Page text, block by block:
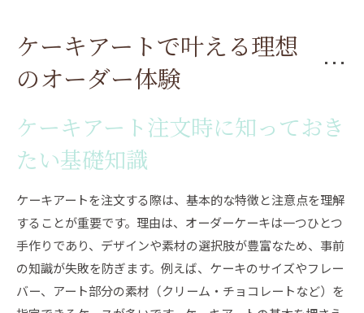
オリジナルケーキ制作で広がる自由な発想
ケーキアートで伝える気持ちの表現方法
手書きイラストが生きるケーキアートの工夫
自分だけのケーキを作る過程の楽しみ方
誕生日ケーキアートで特別な日を演出する方法
記念日に最適なケーキデザインの選び方
SNS映えするアートケーキのアレンジ術
ケーキアート体験で家族イベントを盛り上げる
ケーキアートで叶える理想
のオーダー体験
ケーキアート注文時に知っておき
たい基礎知識
ケーキアートを注文する際は、基本的な特徴と注意点を理解
することが重要です。理由は、オーダーケーキは一つひとつ
手作りであり、デザインや素材の選択肢が豊富なため、事前
の知識が失敗を防ぎます。例えば、ケーキのサイズやフレー
バー、アート部分の素材（クリーム・チョコレートなど）を